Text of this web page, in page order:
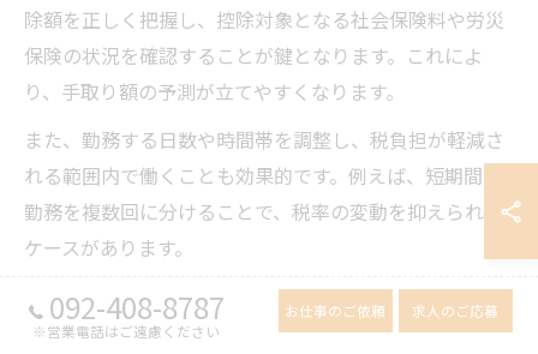
除額を正しく把握し、控除対象となる社会保険料や労災
保険の状況を確認することが鍵となります。これによ
り、手取り額の予測が立てやすくなります。
また、勤務する日数や時間帯を調整し、税負担が軽減さ
れる範囲内で働くことも効果的です。例えば、短期間の
勤務を複数回に分けることで、税率の変動を抑えられる
ケースがあります。
さらに、確定申告を適切に行い、過払いの税金が戻るよ
う手続きをすることも重要です。こうした具体的な対策
092-408-8787
※営業電話はご遠慮ください
お仕事のご依頼 求人のご応募